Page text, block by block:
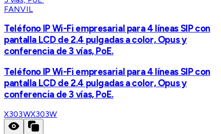
FANVIL
Teléfono IP Wi-Fi empresarial para 4 líneas SIP con
pantalla LCD de 2.4 pulgadas a color, Opus y
conferencia de 3 vías, PoE.
Teléfono IP Wi-Fi empresarial para 4 líneas SIP con
pantalla LCD de 2.4 pulgadas a color, Opus y
conferencia de 3 vías, PoE.
X303WX303W